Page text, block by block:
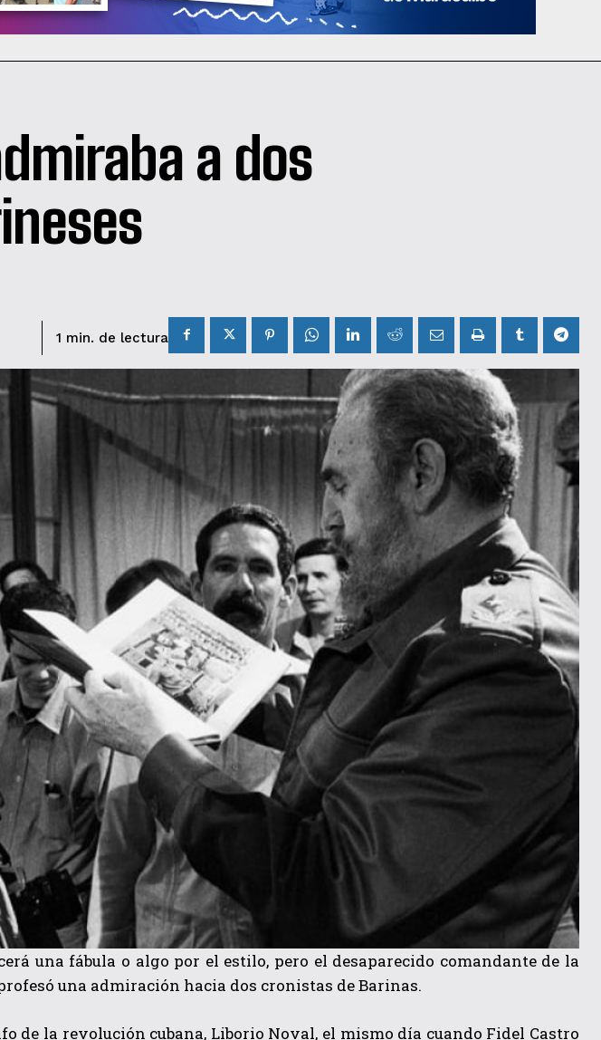
a dos
1 min. de lectura
una fábula o algo por el estilo, pero el desaparecido comandante de la
una admiración hacia dos cronistas de Barinas.
de la revolución cubana, Liborio Noval, el mismo día cuando Fidel Castro